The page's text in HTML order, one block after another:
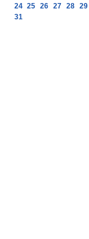
24 25 26 27 28 29
31